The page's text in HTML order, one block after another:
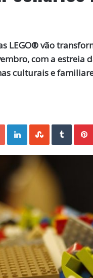
LEGO® vão
com a estreia
culturais e
Google+ LinkedIn StumbleUpon Tumblr